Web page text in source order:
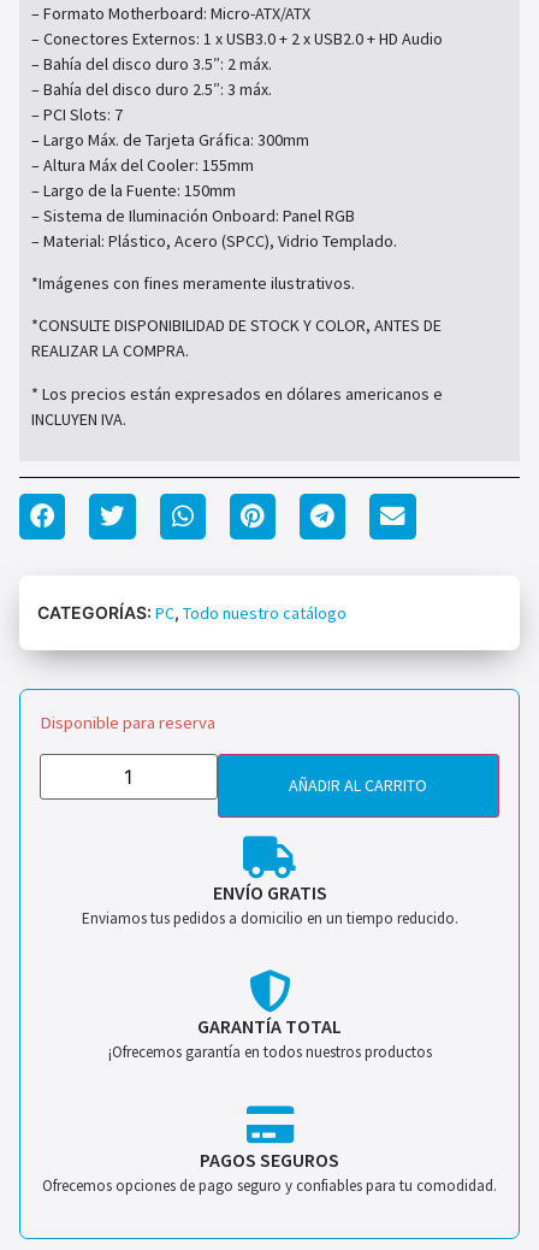
– Formato Motherboard: Micro-ATX/ATX
– Conectores Externos: 1 x USB3.0 + 2 x USB2.0 + HD Audio
– Bahía del disco duro 3.5″: 2 máx.
– Bahía del disco duro 2.5″: 3 máx.
– PCI Slots: 7
– Largo Máx. de Tarjeta Gráfica: 300mm
– Altura Máx del Cooler: 155mm
– Largo de la Fuente: 150mm
– Sistema de Iluminación Onboard: Panel RGB
– Material: Plástico, Acero (SPCC), Vidrio Templado.
*Imágenes con fines meramente ilustrativos.
*CONSULTE DISPONIBILIDAD DE STOCK Y COLOR, ANTES DE
REALIZAR LA COMPRA.
* Los precios están expresados en dólares americanos e
INCLUYEN IVA.
CATEGORÍAS: PC, Todo nuestro catálogo
Disponible para reserva
AÑADIR AL CARRITO
ENVÍO GRATIS
Enviamos tus pedidos a domicilio en un tiempo reducido.
GARANTÍA TOTAL
¡Ofrecemos garantía en todos nuestros productos
PAGOS SEGUROS
Ofrecemos opciones de pago seguro y confiables para tu comodidad.